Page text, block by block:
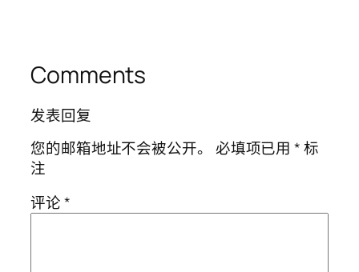
Comments
发表回复
您的邮箱地址不会被公开。
必填项已用*标
注
评论*